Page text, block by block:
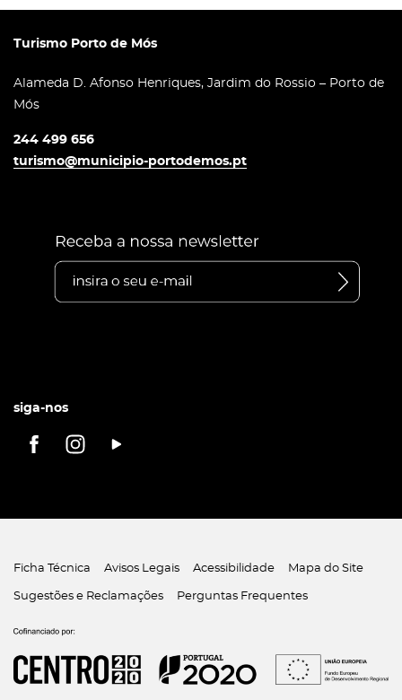
Turismo Porto de Mós
Alameda D. Afonso Henriques, Jardim do Rossio – Porto de
Mós
244 499 656
turismo@municipio-portodemos.pt
siga-nos
Ficha Técnica Avisos Legais Acessibilidade Mapa do Site
Sugestões e Reclamações Perguntas Frequentes